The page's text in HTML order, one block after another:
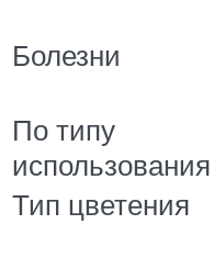
Болезни
По типу
использования
Тип цветения